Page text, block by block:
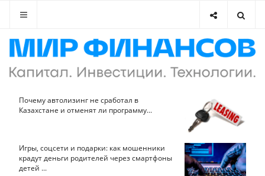
Почему автолизинг не сработал в
Казахстане и отменят ли программу...
Игры, соцсети и подарки: как мошенники
крадут деньги родителей через смартфоны
детей ...